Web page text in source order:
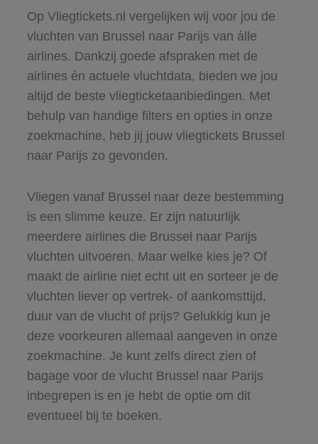
Op Vliegtickets.nl vergelijken wij voor jou de
vluchten van Brussel naar Parijs van álle
airlines. Dankzij goede afspraken met de
airlines én actuele vluchtdata, bieden we jou
altijd de beste vliegticketaanbiedingen. Met
behulp van handige filters en opties in onze
zoekmachine, heb jij jouw vliegtickets Brussel
naar Parijs zo gevonden.
Vliegen vanaf Brussel naar deze bestemming
is een slimme keuze. Er zijn natuurlijk
meerdere airlines die Brussel naar Parijs
vluchten uitvoeren. Maar welke kies je? Of
maakt de airline niet echt uit en sorteer je de
vluchten liever op vertrek- of aankomsttijd,
duur van de vlucht of prijs? Gelukkig kun je
deze voorkeuren allemaal aangeven in onze
zoekmachine. Je kunt zelfs direct zien of
bagage voor de vlucht Brussel naar Parijs
inbegrepen is en je hebt de optie om dit
eventueel bij te boeken.